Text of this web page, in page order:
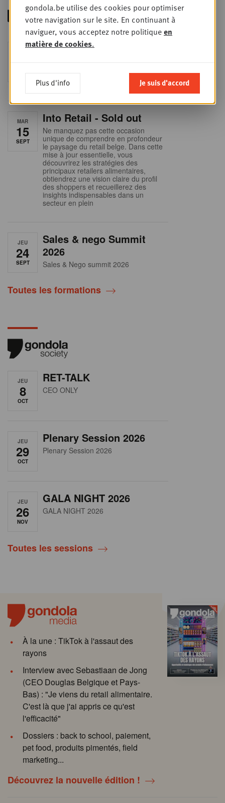
SEPT
Foodservice - Joint
Intro to Negotiation: Succes aan de
onderhandelingstafel is geen toeval!
MAR
15
SEPT
Into Retail - Sold out
Ne manquez pas cette occasion
unique de comprendre en profondeur
le paysage du retail belge. Dans cette
mise à jour essentielle, vous
découvrirez les stratégies des
principaux retailers alimentaires,
obtiendrez une vision claire du profil
des shoppers et recueillerez des
insights indispensables dans un
secteur en plein
JEU
24
SEPT
Sales & nego Summit
2026
Sales & Nego summit 2026
Toutes les formations
JEU
8
OCT
RET-TALK
CEO ONLY
JEU
29
OCT
Plenary Session 2026
Plenary Session 2026
JEU
26
NOV
GALA NIGHT 2026
GALA NIGHT 2026
Toutes les sessions
À la une : TikTok à l'assaut des
rayons
Interview avec Sebastiaan de Jong
(CEO Douglas Belgique et Pays-
Bas) : "Je viens du retail alimentaire.
C'est là que j'ai appris ce qu'est
l'efficacité"
Dossiers : back to school, paiement,
pet food, produits pimentés, field
marketing...
Découvrez la nouvelle édition !
gondola.be utilise des cookies pour optimiser
votre navigation sur le site. En continuant à
naviguer, vous acceptez notre politiqueen
matière de cookies.
Plus d'info Je suis d'accord